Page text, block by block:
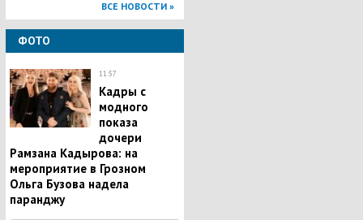
ВСЕ НОВОСТИ »
ФОТО
11:57
Кадры с
модного
показа
дочери
Рамзана Кадырова: на
мероприятие в Грозном
Ольга Бузова надела
паранджу